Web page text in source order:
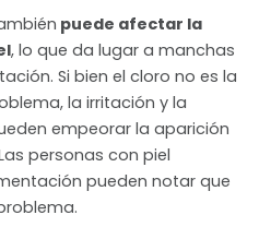
puede afectar la
, lo que da lugar a manchas
Si bien el cloro no es la
la irritación y la
empeorar la aparición
personas con piel
pueden notar que